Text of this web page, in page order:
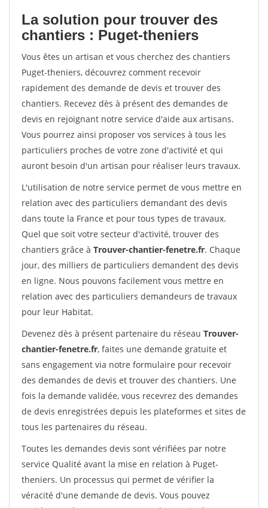
La solution pour trouver des
chantiers : Puget-theniers
Vous êtes un artisan et vous cherchez des chantiers
Puget-theniers, découvrez comment recevoir
rapidement des demande de devis et trouver des
chantiers. Recevez dès à présent des demandes de
devis en rejoignant notre service d'aide aux artisans.
Vous pourrez ainsi proposer vos services à tous les
particuliers proches de votre zone d'activité et qui
auront besoin d'un artisan pour réaliser leurs travaux.
L'utilisation de notre service permet de vous mettre en
relation avec des particuliers demandant des devis
dans toute la France et pour tous types de travaux.
Quel que soit votre secteur d'activité, trouver des
chantiers grâce à Trouver-chantier-fenetre.fr. Chaque
jour, des milliers de particuliers demandent des devis
en ligne. Nous pouvons facilement vous mettre en
relation avec des particuliers demandeurs de travaux
pour leur Habitat.
Devenez dès à présent partenaire du réseau Trouver-
chantier-fenetre.fr, faites une demande gratuite et
sans engagement via notre formulaire pour recevoir
des demandes de devis et trouver des chantiers. Une
fois la demande validée, vous recevrez des demandes
de devis enregistrées depuis les plateformes et sites de
tous les partenaires du réseau.
Toutes les demandes devis sont vérifiées par notre
service Qualité avant la mise en relation à Puget-
theniers. Un processus qui permet de vérifier la
véracité d'une demande de devis. Vous pouvez